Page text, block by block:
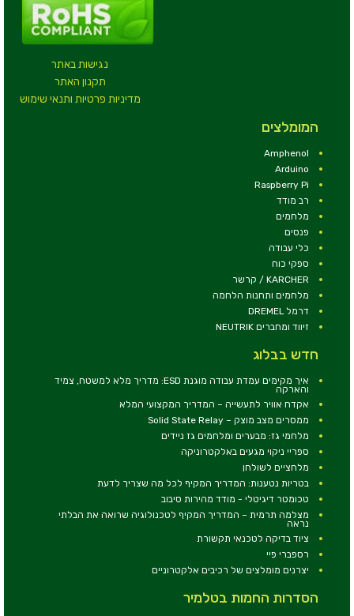
נגישות באתר
תקנון האתר
מדיניות פרטיות ותנאי שימוש
המומלצים
Amphenol
Arduino
Raspberry Pi
רב מודד
מלחמים
פנסים
כלי עבודה
ספקי כוח
KARCHER / קרשר
מלחמים ותחנות הלחמה
דרמל DREMEL
זיווד ומחברים NEUTRIK
חדש בבלוג
איך מקימים עמדת עבודה מוגנת ESD: מדריך מלא למשטח, צמיד
והארקה
אקדח אוויר לתעשייה – המדריך המקצועי המלא
ממסרים מצב מוצק – Solid State Relay
מלחמי גז: מבערים ומלחמים גז ניידים
ספריי ניקוי מגעים באלקטרוניקה
מלחציים לשולחן
בטריות נטענות: המדריך המקיף לכל מה שצריך לדעת
טכומטר דיגיטלי - מודד מהירות סיבוב
מצלמה תרמית – המדריך המקיף לטכנולוגיה שרואה את הבלתי
נראה
ציוד בדיקה לטכנאי תקשורת
רספברי פיי
יצרנים מומלצים של רכיבים אלקטרוניים
הסדרות החמות בטלמיר